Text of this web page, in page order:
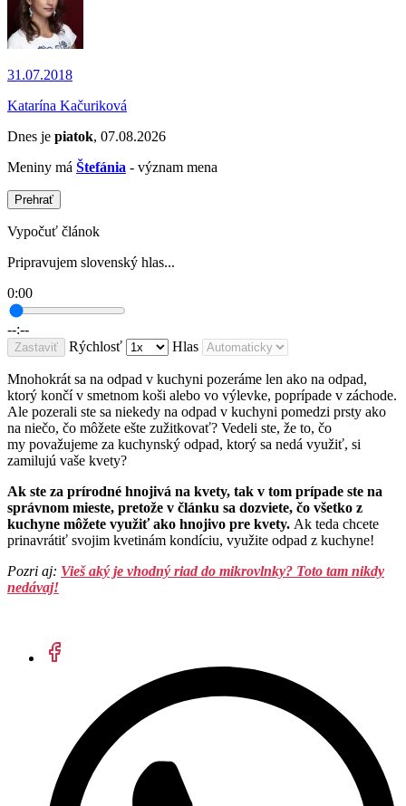
31.07.2018
Katarína Kačuriková
Dnes je piatok, 07.08.2026
Meniny má Štefánia - význam mena
Prehrať
Vypočuť článok
Pripravujem slovenský hlas...
0:00
--:--
Zastaviť Rýchlosť Hlas
Mnohokrát sa na odpad v kuchyni pozeráme len ako na odpad,
ktorý končí v smetnom koši alebo vo výlevke, poprípade v záchode.
Ale pozerali ste sa niekedy na odpad v kuchyni pomedzi prsty ako
na niečo, čo môžete ešte zužitkovať? Vedeli ste, že to, čo
my považujeme za kuchynský odpad, ktorý sa nedá využiť, si
zamilujú vaše kvety?
Ak ste za prírodné hnojivá na kvety, tak v tom prípade ste na
správnom mieste, pretože v článku sa dozviete, čo všetko z
kuchyne môžete využiť ako hnojivo pre kvety. Ak teda chcete
prinavrátiť svojim kvetinám kondíciu, využite odpad z kuchyne!
Pozri aj: Vieš aký je vhodný riad do mikrovlnky? Toto tam nikdy
nedávaj!